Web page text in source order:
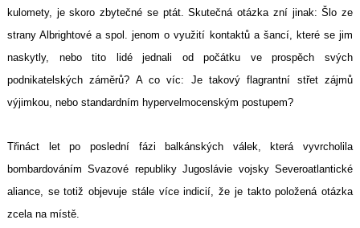
kulomety, je skoro zbytečné se ptát. Skutečná otázka zní jinak: Šlo ze
strany Albrightové a spol. jenom o využití kontaktů a šancí, které se jim
naskytly, nebo tito lidé jednali od počátku ve prospěch svých
podnikatelských záměrů? A co víc: Je takový flagrantní střet zájmů
výjimkou, nebo standardním hypervelmocenským postupem?
Třináct let po poslední fázi balkánských válek, která vyvrcholila
bombardováním Svazové republiky Jugoslávie vojsky Severoatlantické
aliance, se totiž objevuje stále více indicií, že je takto položená otázka
zcela na místě.